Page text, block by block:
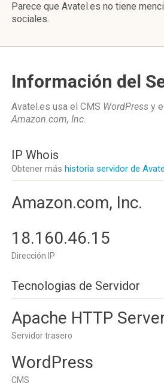
Parece que Avatel.es no tiene
sociales.
Información del
Avatel.es usa el CMS WordPress y
Amazon.com, Inc.
IP Whois
Obtener más historia servidor de
Amazon.com, Inc.
18.160.46.15
Dirección IP
Tecnologias de Servidor
Apache HTTP
Servidor trasero
WordPress
CMS